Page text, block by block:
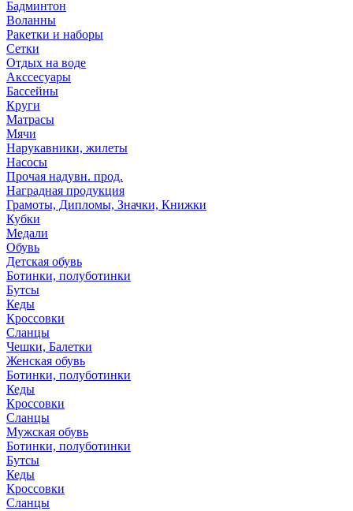
Бадминтон
Воланны
Ракетки и наборы
Сетки
Отдых на воде
Акссесуары
Бассейны
Круги
Матрасы
Мячи
Нарукавники, жилеты
Насосы
Прочая надувн. прод.
Наградная продукция
Грамоты, Дипломы, Значки, Книжки
Кубки
Медали
Обувь
Детская обувь
Ботинки, полуботинки
Бутсы
Кеды
Кроссовки
Сланцы
Чешки, Балетки
Женская обувь
Ботинки, полуботинки
Кеды
Кроссовки
Сланцы
Мужская обувь
Ботинки, полуботинки
Бутсы
Кеды
Кроссовки
Сланцы